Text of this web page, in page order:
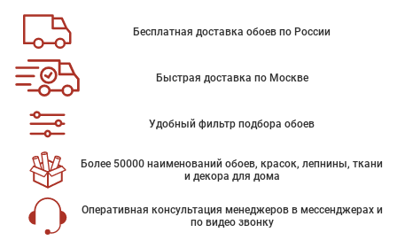
Бесплатная доставка обоев по России
Быстрая доставка по Москве
Удобный фильтр подбора обоев
Более 50000 наименований обоев, красок, лепнины, ткани
и декора для дома
Оперативная консультация менеджеров в мессенджерах и
по видео звонку